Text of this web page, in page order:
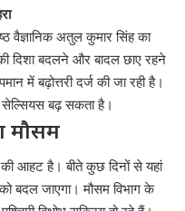
वैज्ञानिक अतुल कुमार सिंह का
दिशा बदलने और बादल छाए रहने
में बढ़ोत्तरी दर्ज की जा रही है।
बढ़ सकता है।
मौसम
आहट है। बीते कुछ दिनों से यहां
बदल जाएगा। मौसम विभाग के